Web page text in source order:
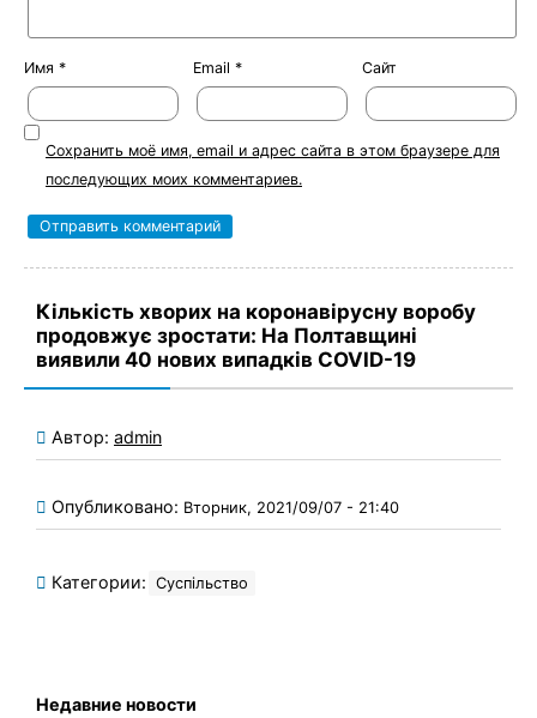
Имя * Email * Сайт
Сохранить моё имя, email и адрес сайта в этом браузере для
последующих моих комментариев.
Кількість хворих на коронавірусну воробу
продовжує зростати: На Полтавщині
виявили 40 нових випадків COVID-19
Автор: admin
Опубликовано: Вторник, 2021/09/07 - 21:40
Категории: Суспільство
Недавние новости